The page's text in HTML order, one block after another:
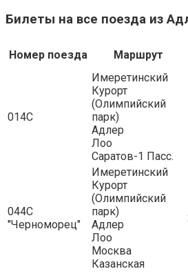
Билеты на все поезда из
Номер поезда Маршрут
014С
Имеретинский
Курорт
(Олимпийский
парк)
Адлер
Лоо
Саратов-1 Пасс.
044С
"Черноморец"
Имеретинский
Курорт
(Олимпийский
парк)
Адлер
Лоо
Москва
Казанская